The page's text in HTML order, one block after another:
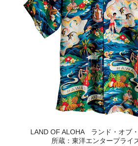
LAND OF ALOHA ランド・オブ
所蔵：東洋エンタープライ